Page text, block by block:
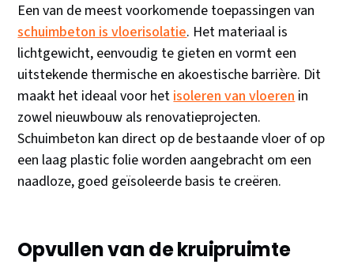
Een van de meest voorkomende toepassingen van
schuimbeton is vloerisolatie. Het materiaal is
lichtgewicht, eenvoudig te gieten en vormt een
uitstekende thermische en akoestische barrière. Dit
maakt het ideaal voor hetisoleren van vloerenin
zowel nieuwbouw als renovatieprojecten.
Schuimbeton kan direct op de bestaande vloer of op
een laag plastic folie worden aangebracht om een
naadloze, goed geïsoleerde basis te creëren.
Opvullen van de kruipruimte